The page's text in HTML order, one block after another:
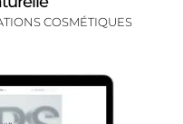
COSMÉTIQUES